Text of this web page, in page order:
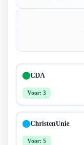
CDA
Voor: 3
ChristenUnie
Voor: 5